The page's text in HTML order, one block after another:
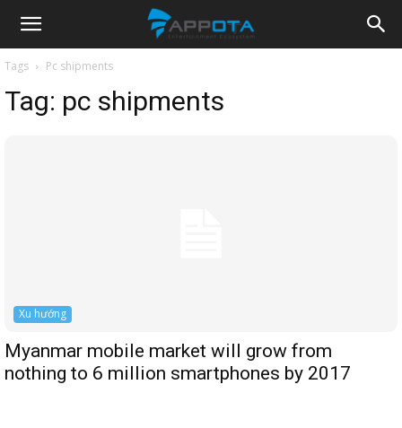
Appota
News
Tags Pc shipments
Tag: pc shipments
Xu hướng
Myanmar mobile market will grow from
nothing to 6 million smartphones by 2017